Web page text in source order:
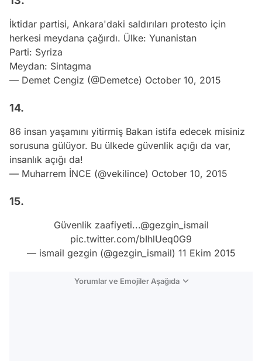
İktidar partisi, Ankara'daki saldırıları protesto için
herkesi meydana çağırdı. Ülke: Yunanistan
Parti: Syriza
Meydan: Sintagma
— Demet Cengiz (@Demetce) October 10, 2015
14.
86 insan yaşamını yitirmiş Bakan istifa edecek misiniz
sorusuna gülüyor. Bu ülkede güvenlik açığı da var,
insanlık açığı da!
— Muharrem İNCE (@vekilince) October 10, 2015
15.
Güvenlik zaafiyeti...@gezgin_ismail
pic.twitter.com/bIhlUeq0G9
— ismail gezgin (@gezgin_ismail) 11 Ekim 2015
Yorumlar ve Emojiler Aşağıda